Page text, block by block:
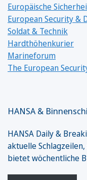
Europäische
European Security &
Soldat & Technik
Hardthöhenkurier
Marineforum
The European
HANSA &
HANSA Daily &
aktuelle
bietet wöchentliche